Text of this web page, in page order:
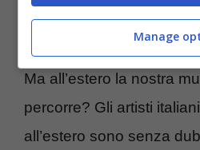
definirla quella italiana.
Ma all’estero la nostra
percorre? Gli artisti
all’estero sono senza
Manage